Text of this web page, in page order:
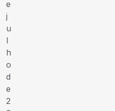
e
j
u
l
h
o
d
e
2